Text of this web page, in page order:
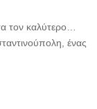
τον καλύτερο…
ένας